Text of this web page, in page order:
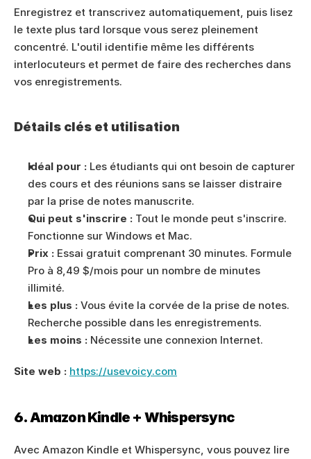
Enregistrez et transcrivez automatiquement, puis lisez
le texte plus tard lorsque vous serez pleinement
concentré. L'outil identifie même les différents
interlocuteurs et permet de faire des recherches dans
vos enregistrements.
Détails clés et utilisation
Idéal pour : Les étudiants qui ont besoin de capturer
des cours et des réunions sans se laisser distraire
par la prise de notes manuscrite.
Qui peut s'inscrire : Tout le monde peut s'inscrire.
Fonctionne sur Windows et Mac.
Prix : Essai gratuit comprenant 30 minutes. Formule
Pro à 8,49 $/mois pour un nombre de minutes
illimité.
Les plus : Vous évite la corvée de la prise de notes.
Recherche possible dans les enregistrements.
Les moins : Nécessite une connexion Internet.
Site web : https://usevoicy.com
6. Amazon Kindle + Whispersync
Avec Amazon Kindle et Whispersync, vous pouvez lire